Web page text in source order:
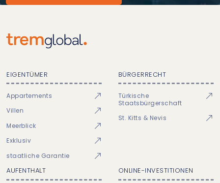
EIGENTÜMER
Appartements
Villen
Meerblick
Exklusiv
staatliche Garantie
BÜRGERRECHT
Türkische
Staatsbürgerschaft
St. Kitts & Nevis
AUFENTHALT ONLINE-INVESTITIONEN